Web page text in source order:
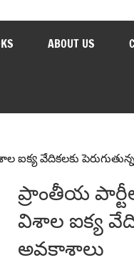
ABOUT US
ఐక్య వేదికలకు
ప్రాంతీయ
విశాల ఐక్య
అవకాశాలు